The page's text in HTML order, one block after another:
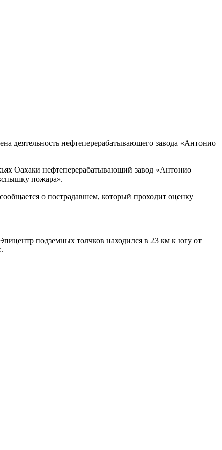
деятельность нефтеперерабатывающего завода «Антонио
Оахаки нефтеперерабатывающий завод «Антонио
пожара».
о пострадавшем, который проходит оценку
подземных толчков находился в 23 км к югу от